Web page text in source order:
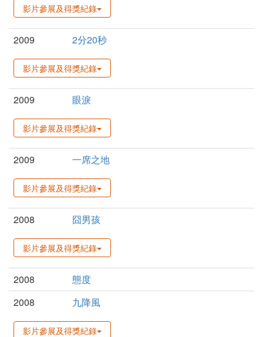
影片參展及得獎紀錄
2009 2分20秒
影片參展及得獎紀錄
2009 眼淚
影片參展及得獎紀錄
2009 一席之地
影片參展及得獎紀錄
2008 囧男孩
影片參展及得獎紀錄
2008
態度
2008
九降風
影片參展及得獎紀錄